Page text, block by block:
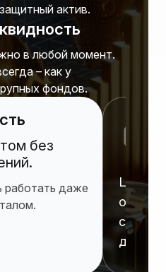
актив.
в любой момент.
– как у
фондов.
без
работать даже
Цены